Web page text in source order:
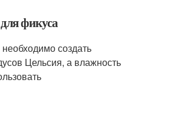
фикуса
создать
Цельсия, а влажность